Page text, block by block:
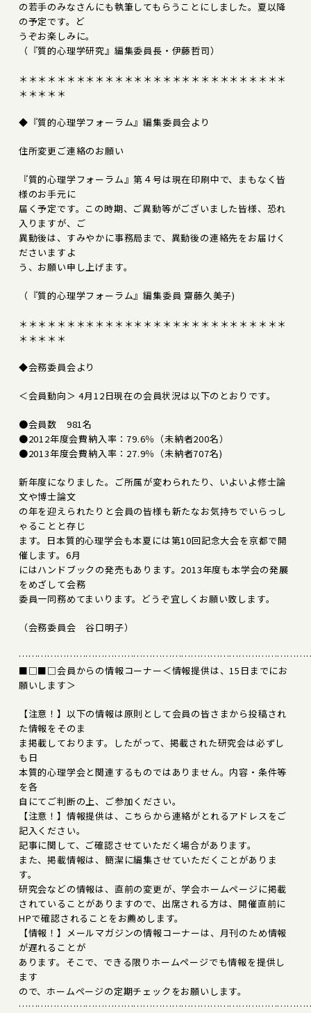
の若手のみなさんにも執筆してもらうことにしました。夏以降
の予定です。ど
うぞお楽しみに。
（『質的心理学研究』編集委員長・伊藤哲司）
＊＊＊＊＊＊＊＊＊＊＊＊＊＊＊＊＊＊＊＊＊＊＊＊＊＊＊＊
＊＊＊＊＊
◆『質的心理学フォーラム』編集委員会より
住所変更ご連絡のお願い
『質的心理学フォーラム』第４号は現在印刷中で、まもなく皆
様のお手元に
届く予定です。この時期、ご異動等がございました皆様、恐れ
入りますが、ご
異動後は、すみやかに事務局まで、異動後の連絡先をお届けく
ださいますよ
う、お願い申し上げます。
（『質的心理学フォーラム』編集委員 齋藤久美子)
＊＊＊＊＊＊＊＊＊＊＊＊＊＊＊＊＊＊＊＊＊＊＊＊＊＊＊＊
＊＊＊＊＊
◆会務委員会より
＜会員動向＞ 4月12日現在の会員状況は以下のとおりです。
●会員数 981名
●2012年度会費納入率：79.6％（未納者200名）
●2013年度会費納入率：27.9％（未納者707名)
新年度になりました。ご所属が変わられたり、いよいよ修士論
文や博士論文
の年を迎えられたりと会員の皆様も新たなお気持ちでいらっし
ゃることと存じ
ます。日本質的心理学会も本夏には第10回記念大会を京都で開
催します。6月
にはハンドブックの発売もあります。2013年度も本学会の発展
をめざして会務
委員一同務めてまいります。どうぞ宜しくお願い致します。
（会務委員会 谷口明子）
■□■□会員からの情報コーナー＜情報提供は、15日までにお
願いします＞
【注意！】以下の情報は原則として会員の皆さまから投稿され
た情報をそのま
ま掲載しております。したがって、掲載された研究会は必ずし
も日
本質的心理学会と関連するものではありません。内容・条件等
を各
自にてご判断の上、ご参加ください。
【注意！】情報提供は、こちらから連絡がとれるアドレスをご
記入ください。
記事に関して、ご確認させていただく場合があります。
また、掲載情報は、簡潔に編集させていただくことがありま
す。
研究会などの情報は、直前の変更が、学会ホームページに掲載
されていることがありますので、出席される方は、開催直前に
HPで確認されることをお薦めします。
【情報！】メールマガジンの情報コーナーは、月刊のため情報
が遅れることが
あります。そこで、できる限りホームページでも情報を提供し
ます
ので、ホームページの定期チェックをお願いします。